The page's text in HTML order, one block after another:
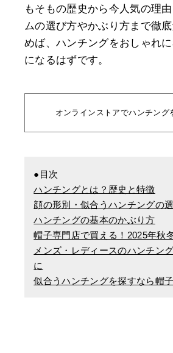
もそもの歴史から今人気の理
ムの選び方やかぶり方まで徹
めば、ハンチングをおしゃれ
になるはずです。
オンラインストアでハンチング
●目次
ハンチングとは？歴史と特徴
顔の形別・似合うハンチングの
ハンチングの基本のかぶり方
帽子専門店で買える！2025年秋
メンズ・レディースのハンチン
に
似合うハンチングを探すなら帽